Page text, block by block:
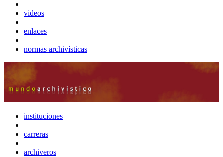
videos
enlaces
normas archivísticas
instituciones
carreras
archiveros